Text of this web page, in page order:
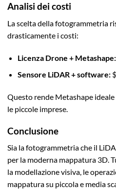
Analisi dei costi
La scelta della fotogrammetria
drasticamente i costi:
Licenza Drone + Metashape:
Sensore LiDAR + software:
Questo rende Metashape
le piccole imprese.
Conclusione
Sia la fotogrammetria che il
per la moderna mappatura 3D.
la modellazione visiva, le
mappatura su piccola e media